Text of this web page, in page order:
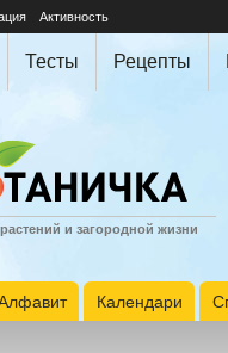
Активность
Тесты Рецепты
и загородной жизни
Календари